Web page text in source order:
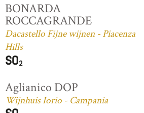
BONARDA
ROCCAGRANDE
Dacastello Fijne wijnen - Piacenza
Hills
Aglianico DOP
Wijnhuis Iorio - Campania